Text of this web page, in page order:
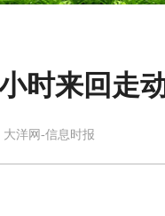
时来回走
大洋网-信息时报